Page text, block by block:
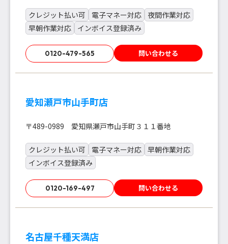
クレジット払い可 電子マネー対応
夜間作業対応
早朝作業対応
インボイス登録済み
0120-479-565 問い合わせる
愛知瀬戸市山手町店
〒489-0989 愛知県瀬戸市山手町３１１番地
クレジット払い可 電子マネー対応 早朝作業対応
インボイス登録済み
0120-169-497 問い合わせる
名古屋千種天満店